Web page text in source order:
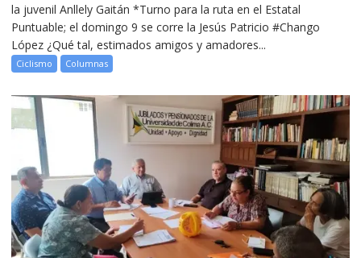
la juvenil Anllely Gaitán *Turno para la ruta en el Estatal
Puntuable; el domingo 9 se corre la Jesús Patricio #Chango
López ¿Qué tal, estimados amigos y amadores...
Ciclismo Columnas